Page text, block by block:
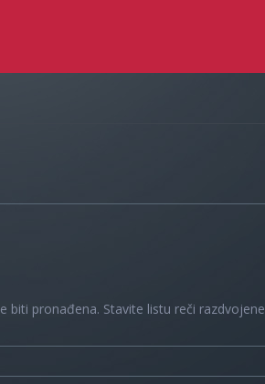
biti pronađena. Stavite listu reči razdvojene